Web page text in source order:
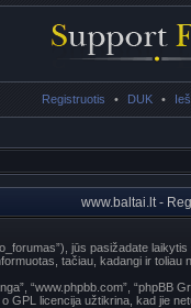
Registruotis • DUK •
www.baltai.lt -
jūs pasižadate
tačiau, kadangi ir
“www.phpbb.com”, “phpBB
licencija užtikrina, kad jie